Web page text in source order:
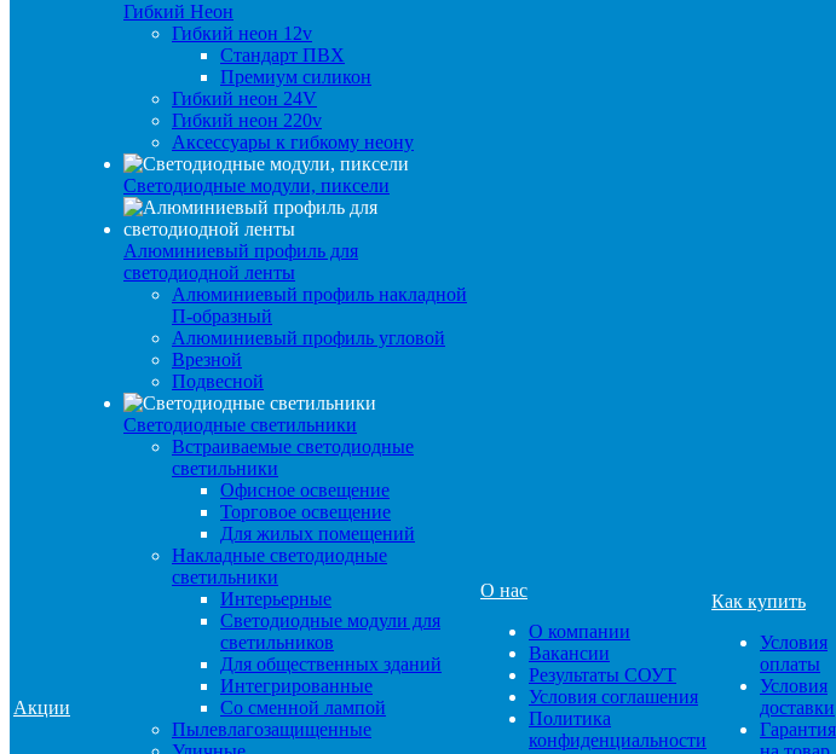
Акции
Гибкий Неон
Гибкий неон 12v
Стандарт ПВХ
Премиум силикон
Гибкий неон 24V
Гибкий неон 220v
Аксессуары к гибкому неону
Светодиодные модули, пиксели
Алюминиевый профиль для
светодиодной ленты
Алюминиевый профиль накладной
П-образный
Алюминиевый профиль угловой
Врезной
Подвесной
Светодиодные светильники
Встраиваемые светодиодные
светильники
Офисное освещение
Торговое освещение
Для жилых помещений
Накладные светодиодные
светильники
Интерьерные
Светодиодные модули для
светильников
Для общественных зданий
Интегрированные
Со сменной лампой
Пылевлагозащищенные
О нас
О компании
Вакансии
Результаты СОУТ
Условия соглашения
Политика
конфиденциальности
Как купить
Условия
оплаты
Условия
доставки
Гарантия